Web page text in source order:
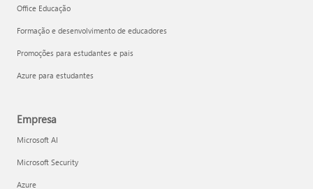
Office Educação
Formação e desenvolvimento de educadores
Promoções para estudantes e pais
Azure para estudantes
Empresa
Microsoft AI
Microsoft Security
Azure